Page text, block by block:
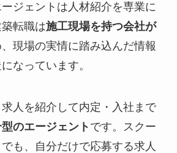
ジェントは人材紹介を専業に
転職は施工現場を持つ会社が
現場の実情に踏み込んだ情報
なっています。
人を紹介して内定・入社まで
のエージェント です。スクー
も、自分だけで応募する求人